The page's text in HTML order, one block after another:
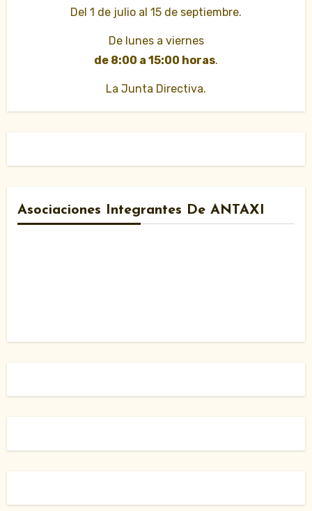
Del 1 de julio al 15 de septiembre.
De lunes a viernes
de 8:00 a 15:00 horas.
La Junta Directiva.
Asociaciones Integrantes De ANTAXI